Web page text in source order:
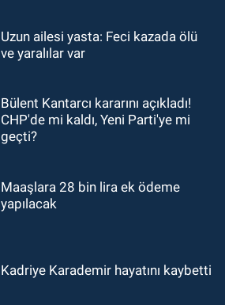
15:11Kdz. Ereğli'de Mervealtı
KOZLU
14:31Kozlu'da Nazım Zararcı
evinde ölü bulundu.
Uzun ailesi yasta: Feci kazada ölü
ve yaralılar var
Bülent Kantarcı kararını açıkladı!
CHP'de mi kaldı, Yeni Parti'ye mi
geçti?
Maaşlara 28 bin lira ek ödeme
yapılacak
Kadriye Karademir hayatını kaybetti